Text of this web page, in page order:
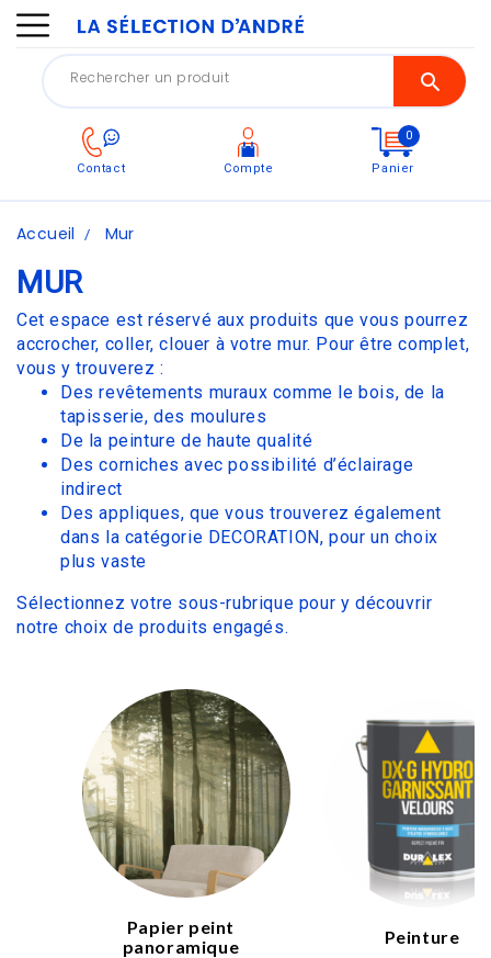
Contact Compte
0
Panier
Accueil Mur
MUR
Cet espace est réservé aux produits que vous pourrez
accrocher, coller, clouer à votre mur. Pour être complet,
vous y trouverez :
Des revêtements muraux comme le bois, de la
tapisserie, des moulures
De la peinture de haute qualité
Des corniches avec possibilité d’éclairage
indirect
Des appliques, que vous trouverez également
dans la catégorie DECORATION, pour un choix
plus vaste
Sélectionnez votre sous-rubrique pour y découvrir
notre choix de produits engagés.
Papier peint
panoramique
Peinture